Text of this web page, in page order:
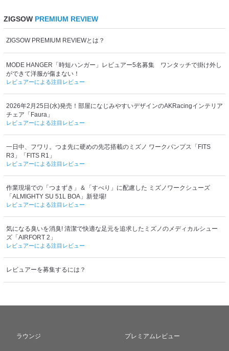
ZIGSOW PREMIUM REVIEW
ZIGSOW PREMIUM REVIEWとは？
MODE HANGER「時短ハンガー」レビュアー5名募集 ワンタッチで掛け外し
ができて洋服が傷まない！
レビュアーによる注目レビュー
2026年2月25日(水)発売！部屋になじみやすいデザインのAKRacingインテリア
チェア「Faura」
レビュアーによる注目レビュー
一日中、フワリ。つま先に硬めの先芯搭載のミズノ ワークパンプス「FITS
R3」「FITS R1」
レビュアーによる注目レビュー
作業現場での「つまずき」＆「すべり」に配慮した ミズノワークシューズ
「ALMIGHTY SU 51L BOA」新登場!
レビュアーによる注目レビュー
気になる臭いを消臭! 清潔で快適な足元を追求したミズノのメディカルシュー
ズ「AIRFORT 2」
レビュアーによる注目レビュー
レビュアーを募集するには？
ラウンジ プレミアムレビュー